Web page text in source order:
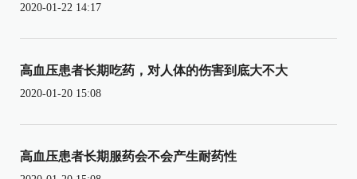
2020-01-22 14:17
高血压患者长期吃药，对人体的伤害到底大不大
2020-01-20 15:08
高血压患者长期服药会不会产生耐药性